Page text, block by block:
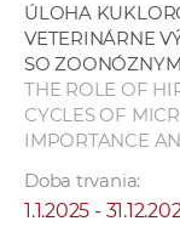
ÚLOHA
VETERINÁRNE
SO
THE ROLE OF
CYCLES OF
IMPORTANCE
Doba trvania:
1.1.2025 -